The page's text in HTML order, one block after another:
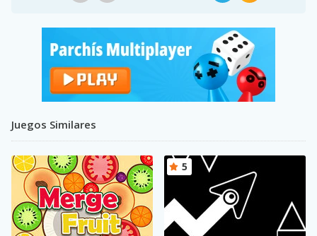
Juegos Similares
5